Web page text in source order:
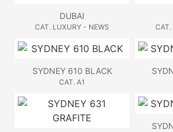
DUBAI
CAT. LUXURY - NEWS CAT.
SYDNEY 610 BLACK
CAT. A1